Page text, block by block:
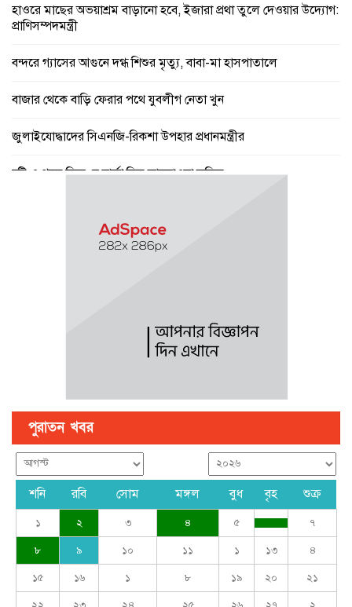
হাওরে মাছের অভয়াশ্রম বাড়ানো হবে, ইজারা প্রথা তুলে দেওয়ার উদ্যোগ:
প্রাণিসম্পদমন্ত্রী
বন্দরে গ্যাসের আগুনে দগ্ধ শিশুর মৃত্যু, বাবা-মা হাসপাতালে
বাজার থেকে বাড়ি ফেরার পথে যুবলীগ নেতা খুন
জুলাইযোদ্ধাদের সিএনজি-রিকশা উপহার প্রধানমন্ত্রীর
বৃষ্টি ও গরম নিয়ে যে বার্তা দিল আবহাওয়া অফিস
গণঅভ্যুত্থান ছিল ১৭ বছরের ধারাবাহিক আন্দোলনের ফসল : স্বরাষ্ট্রমন্ত্রী
পুরাতন খবর
শনি রবি সোম মঙ্গল বুধ বৃহ শুক্র
১ ২ ৩ ৪ ৫ ৭
৮ ৯ ১০ ১১ ১ ১৩ ৪
১৫ ১৬ ১ ৮ ১৯ ২০ ২১